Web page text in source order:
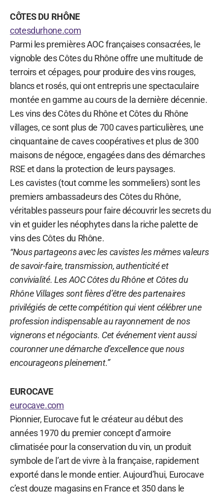
CÔTES DU RHÔNE
cotesdurhone.com
Parmi les premières AOC françaises consacrées, le
vignoble des Côtes du Rhône offre une multitude de
terroirs et cépages, pour produire des vins rouges,
blancs et rosés, qui ont entrepris une spectaculaire
montée en gamme au cours de la dernière décennie.
Les vins des Côtes du Rhône et Côtes du Rhône
villages, ce sont plus de 700 caves particulières, une
cinquantaine de caves coopératives et plus de 300
maisons de négoce, engagées dans des démarches
RSE et dans la protection de leurs paysages.
Les cavistes (tout comme les sommeliers) sont les
premiers ambassadeurs des Côtes du Rhône,
véritables passeurs pour faire découvrir les secrets du
vin et guider les néophytes dans la riche palette de
vins des Côtes du Rhône.
“Nous partageons avec les cavistes les mêmes valeurs
de savoir-faire, transmission, authenticité et
convivialité. Les AOC Côtes du Rhône et Côtes du
Rhône Villages sont fières d’être des partenaires
privilégiés de cette compétition qui vient célébrer une
profession indispensable au rayonnement de nos
vignerons et négociants. Cet événement vient aussi
couronner une démarche d’excellence que nous
encourageons pleinement.”
EUROCAVE
eurocave.com
Pionnier, Eurocave fut le créateur au début des
années 1970 du premier concept d’armoire
climatisée pour la conservation du vin, un produit
symbole de l’art de vivre à la française, rapidement
exporté dans le monde entier. Aujourd’hui, Eurocave
c’est douze magasins en France et 350 dans le